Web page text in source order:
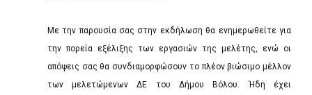
Με την παρουσία σας στην εκδήλωση θα ενημερωθείτε για
την πορεία εξέλιξης των εργασιών της μελέτης, ενώ οι
απόψεις σας θα συνδιαμορφώσουν το πλέον βιώσιμο μέλλον
των μελετώμενων ΔΕ του Δήμου Βόλου. Ήδη έχει